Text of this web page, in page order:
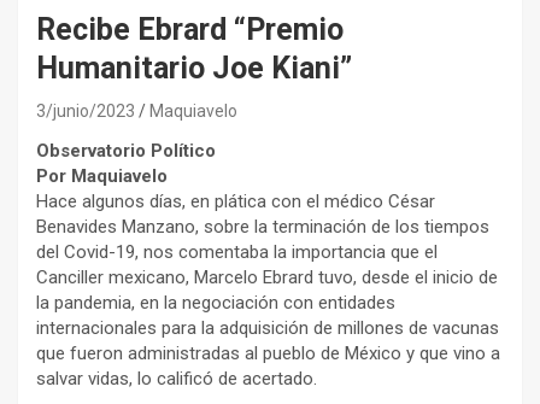
Recibe Ebrard “Premio
Humanitario Joe Kiani”
3/junio/2023 Maquiavelo
Observatorio Político
Por Maquiavelo
Hace algunos días, en plática con el médico César
Benavides Manzano, sobre la terminación de los tiempos
del Covid-19, nos comentaba la importancia que el
Canciller mexicano, Marcelo Ebrard tuvo, desde el inicio de
la pandemia, en la negociación con entidades
internacionales para la adquisición de millones de vacunas
que fueron administradas al pueblo de México y que vino a
salvar vidas, lo calificó de acertado.